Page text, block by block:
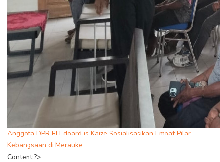
Anggota DPR RI Edoardus Kaize Sosialisasikan Empat Pilar
Kebangsaan di Merauke
Content;?>